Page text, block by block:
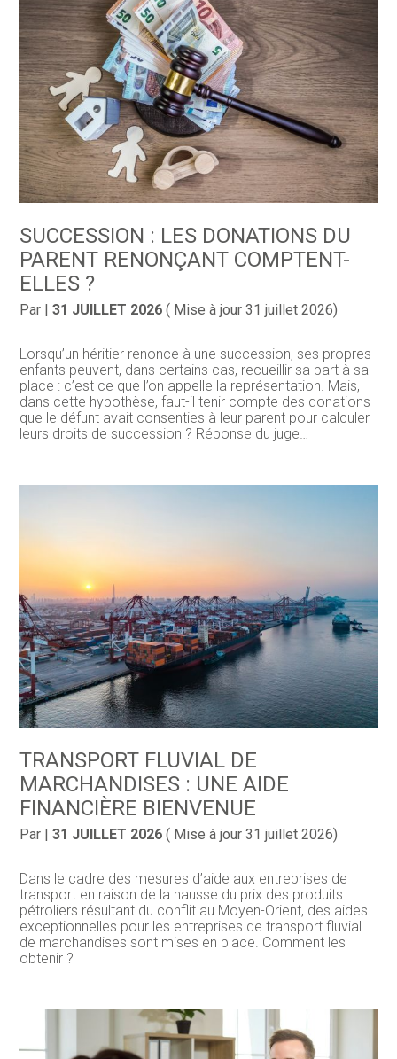
SUCCESSION : LES DONATIONS DU
PARENT RENONÇANT COMPTENT-
ELLES ?
Par |31 JUILLET 2026 ( Mise à jour 31 juillet 2026)
Lorsqu’un héritier renonce à une succession, ses propres
enfants peuvent, dans certains cas, recueillir sa part à sa
place : c’est ce que l’on appelle la représentation. Mais,
dans cette hypothèse, faut-il tenir compte des donations
que le défunt avait consenties à leur parent pour calculer
leurs droits de succession ? Réponse du juge…
TRANSPORT FLUVIAL DE
MARCHANDISES : UNE AIDE
FINANCIÈRE BIENVENUE
Par |31 JUILLET 2026 ( Mise à jour 31 juillet 2026)
Dans le cadre des mesures d’aide aux entreprises de
transport en raison de la hausse du prix des produits
pétroliers résultant du conflit au Moyen-Orient, des aides
exceptionnelles pour les entreprises de transport fluvial
de marchandises sont mises en place. Comment les
obtenir ?